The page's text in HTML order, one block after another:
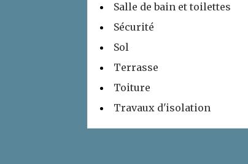
Salle de bain et toilettes
Sécurité
Sol
Terrasse
Toiture
Travaux d'isolation